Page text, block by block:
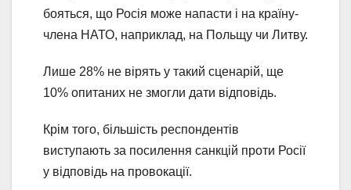
бояться, що Росія може напасти і на країну-
члена НАТО, наприклад, на Польщу чи Литву.
Лише 28% не вірять у такий сценарій, ще
10% опитаних не змогли дати відповідь.
Крім того, більшість респондентів
виступають за посилення санкцій проти Росії
у відповідь на провокації.